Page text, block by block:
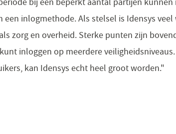
inlogmethode. Als stelsel is Idensys
zorg en overheid. Sterke punten zijn
inloggen op meerdere
kan Idensys echt heel groot worden."